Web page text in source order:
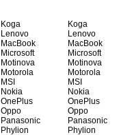
Koga
Lenovo
MacBook
Microsoft
Motinova
Motorola
MSI
Nokia
OnePlus
Oppo
Panasonic
Phylion
Koga
Lenovo
MacBook
Microsoft
Motinova
Motorola
MSI
Nokia
OnePlus
Oppo
Panasonic
Phylion